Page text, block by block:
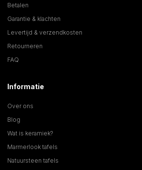
Betalen
Garantie & klachten
Levertijd & verzendkosten
Retourneren
FAQ
Informatie
Over ons
Blog
Wat is keramiek?
Marmerlook tafels
Natuursteen tafels